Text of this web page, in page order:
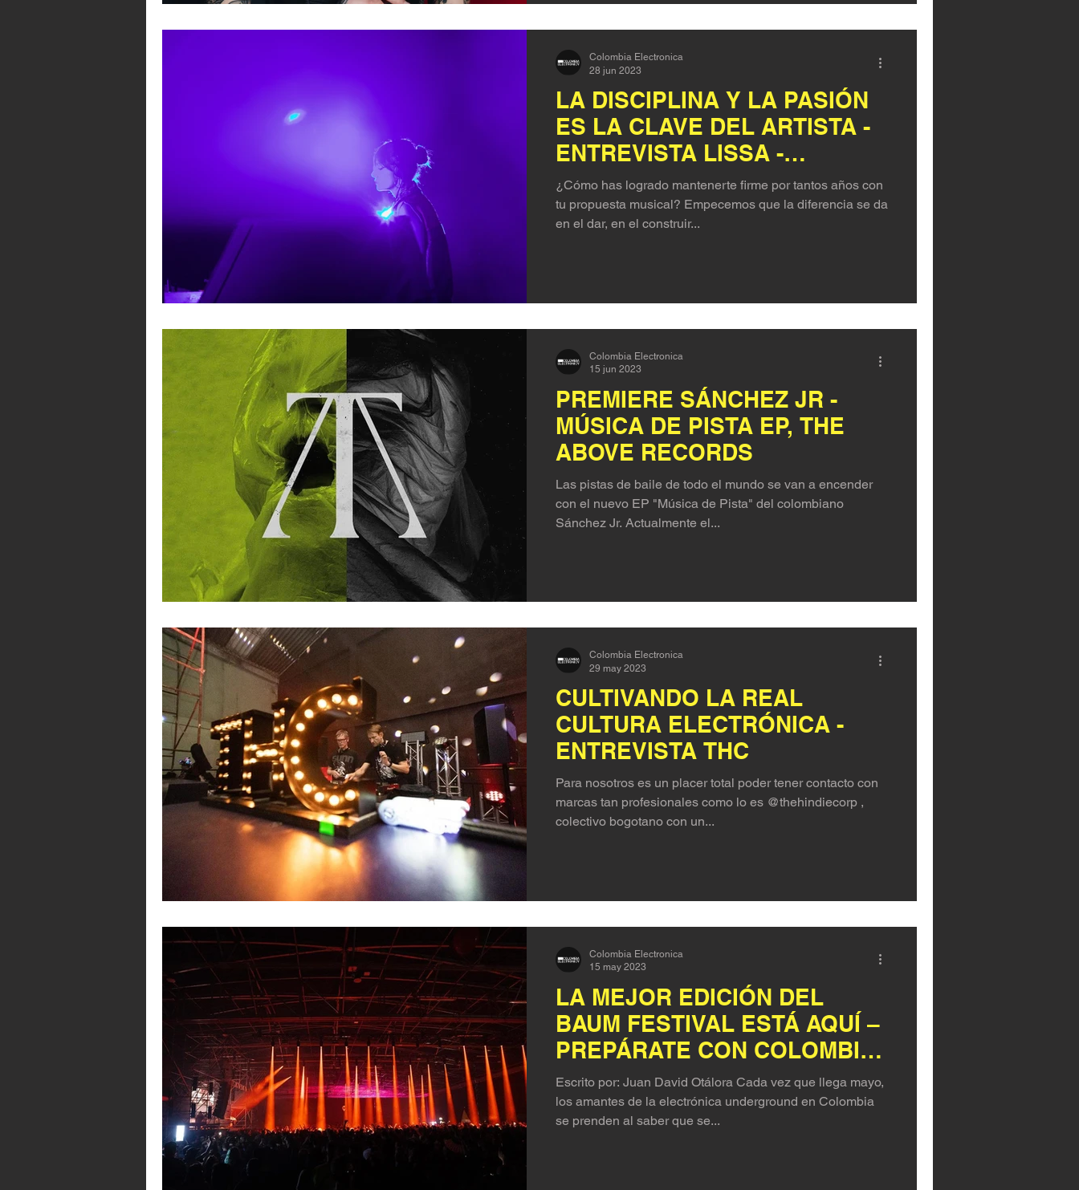
LA DISCIPLINA Y LA PASIÓN
ES LA CLAVE DEL ARTISTA -
ENTREVISTA LISSA -
CRITICAL CHAOS
¿Cómo has logrado mantenerte firme por tantos años con
tu propuesta musical? Empecemos que la diferencia se da
en el dar, en el construir...
Colombia Electronica
28 jun 2023
PREMIERE SÁNCHEZ JR -
MÚSICA DE PISTA EP, THE
ABOVE RECORDS
Las pistas de baile de todo el mundo se van a encender
con el nuevo EP "Música de Pista" del colombiano
Sánchez Jr. Actualmente el...
Colombia Electronica
15 jun 2023
CULTIVANDO LA REAL
CULTURA ELECTRÓNICA -
ENTREVISTA THC
Para nosotros es un placer total poder tener contacto con
marcas tan profesionales como lo es @thehindiecorp ,
colectivo bogotano con un...
Colombia Electronica
29 may 2023
LA MEJOR EDICIÓN DEL
BAUM FESTIVAL ESTÁ AQUÍ –
PREPÁRATE CON COLOMBIA
ELECTRÓNICA.
Escrito por: Juan David Otálora Cada vez que llega mayo,
los amantes de la electrónica underground en Colombia
se prenden al saber que se...
Colombia Electronica
15 may 2023